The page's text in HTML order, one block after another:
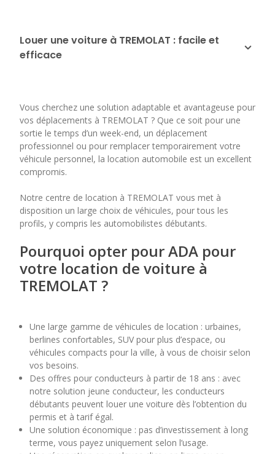
31
1
2 3
7 8 9 10 11
14
21 22 23 24
28 29 30
Louer une voiture à TREMOLAT : facile et
efficace
Vous cherchez une solution adaptable et avantageuse pour
vos déplacements à TREMOLAT ? Que ce soit pour une
sortie le temps d’un week-end, un déplacement
professionnel ou pour remplacer temporairement votre
véhicule personnel, la location automobile est un excellent
compromis.
Notre centre de location à TREMOLAT vous met à
disposition un large choix de véhicules, pour tous les
profils, y compris les automobilistes débutants.
Pourquoi opter pour ADA pour
votre location de voiture à
TREMOLAT ?
Une large gamme de véhicules de location : urbaines,
berlines confortables, SUV pour plus d’espace, ou
véhicules compacts pour la ville, à vous de choisir selon
vos besoins.
Des offres pour conducteurs à partir de 18 ans : avec
notre solution jeune conducteur, les conducteurs
débutants peuvent louer une voiture dès l’obtention du
permis et à tarif égal.
Une solution économique : pas d’investissement à long
terme, vous payez uniquement selon l’usage.